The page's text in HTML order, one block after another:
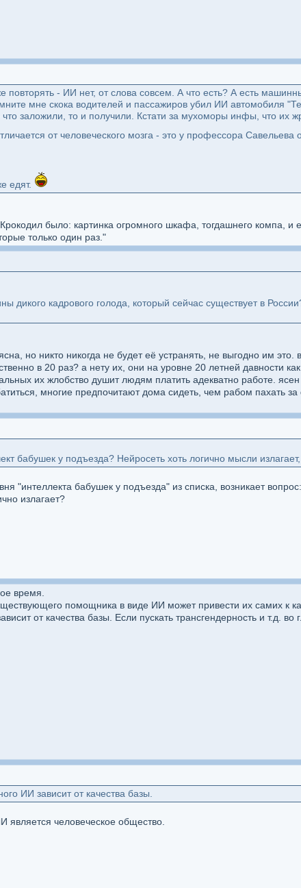
- ИИ нет, от слова совсем. А что есть? А есть
мне скока водителей и пассажиров убил ИИ автомобиля
заложили, то и получили. Кстати за мухоморы инфы, что их
от человеческого мозга - это у профессора Савельева
едят.
было: картинка огромного шкафа, тогдашнего компа, и
только один раз."
дикого кадрового голода, который сейчас существует в
но никто никогда не будет её устранять, не выгодно им
в 20 раз? а нету их, они на уровне 20 летней давности
их жлобство душит людям платить адекватно работе.
многие предпочитают дома сидеть, чем рабом пахать
бабушек у подъезда? Нейросеть хоть логично мысли
"интеллекта бабушек у подъезда" из списка, возникает
излагает?
время.
помощника в виде ИИ может привести их самих к
от качества базы. Если пускать трансгендерность и т.д.
ИИ зависит от качества базы.
является человеческое общество.